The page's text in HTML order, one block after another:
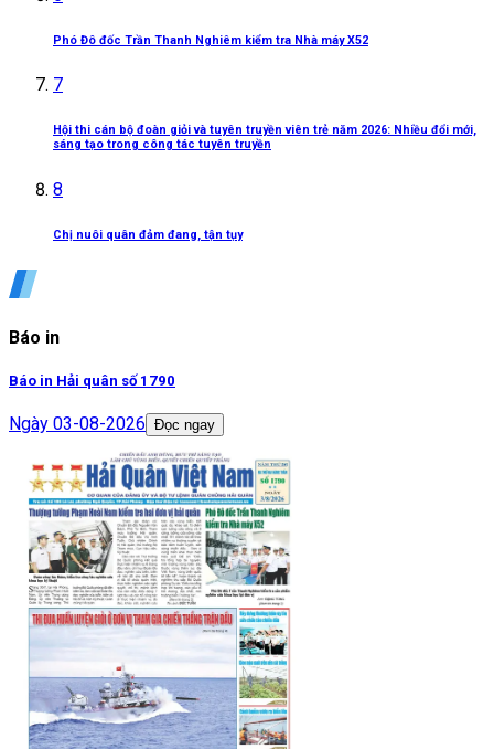
Phó Đô đốc Trần Thanh Nghiêm kiểm tra Nhà máy X52
7
Hội thi cán bộ đoàn giỏi và tuyên truyền viên trẻ năm 2026: Nhiều đổi mới,
sáng tạo trong công tác tuyên truyền
8
Chị nuôi quân đảm đang, tận tụy
Báo in
Báo in Hải quân số 1790
Ngày 03-08-2026 Đọc ngay